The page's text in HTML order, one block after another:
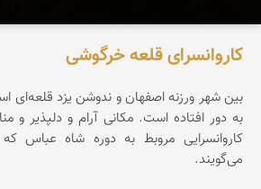
کاروانسرای قلعه خرگوشی
بین شهر ورزنه اصفهان و ندوشن یزد قلعه‌ای
به دور افتاده است. مکانی آرام و دلپذیر
کاروانسرایی مروبط به دوره شاه عباس
می‌گویند.